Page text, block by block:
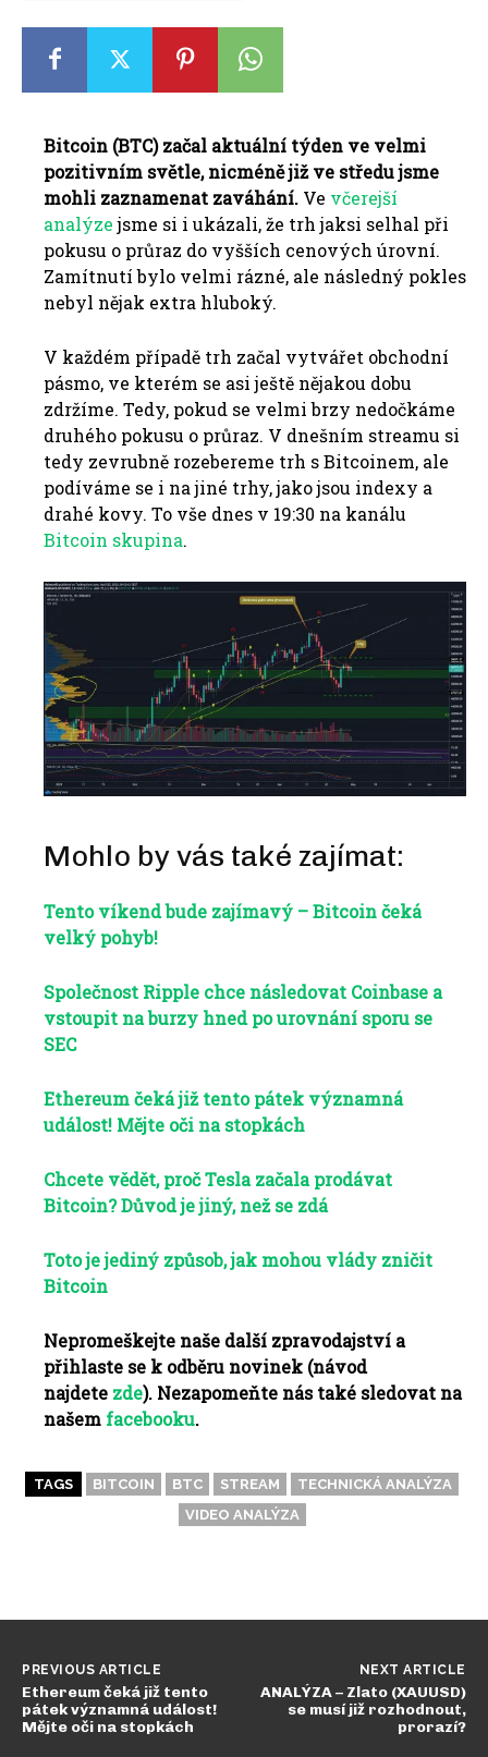
Bitcoin (BTC) začal aktuální týden ve velmi
pozitivním světle, nicméně již ve středu jsme
mohli zaznamenat zaváhání. Ve včerejší
analýzejsme si i ukázali, že trh jaksi selhal při
pokusu o průraz do vyšších cenových úrovní.
Zamítnutí bylo velmi rázné, ale následný pokles
nebyl nějak extra hluboký.
V každém případě trh začal vytvářet obchodní
pásmo, ve kterém se asi ještě nějakou dobu
zdržíme. Tedy, pokud se velmi brzy nedočkáme
druhého pokusu o průraz. V dnešním streamu si
tedy zevrubně rozebereme trh s Bitcoinem, ale
podíváme se i na jiné trhy, jako jsou indexy a
drahé kovy. To vše dnes v 19:30 na kanálu
Bitcoin skupina.
Mohlo by vás také zajímat:
Tento víkend bude zajímavý – Bitcoin čeká
velký pohyb!
Společnost Ripple chce následovat Coinbase a
vstoupit na burzy hned po urovnání sporu se
SEC
Ethereum čeká již tento pátek významná
událost! Mějte oči na stopkách
Chcete vědět, proč Tesla začala prodávat
Bitcoin? Důvod je jiný, než se zdá
Toto je jediný způsob, jak mohou vlády zničit
Bitcoin
Nepromeškejte naše další zpravodajství a
přihlaste se k odběru novinek (návod
najdete zde). Nezapomeňte nás také sledovat na
našem facebooku.
TAGS BITCOIN BTC STREAM
TECHNICKÁ ANALÝZA
VIDEO ANALÝZA
PREVIOUS ARTICLE
Ethereum čeká již tento
pátek významná událost!
Mějte oči na stopkách
NEXT ARTICLE
ANALÝZA – Zlato (XAUUSD)
se musí již rozhodnout,
prorazí?